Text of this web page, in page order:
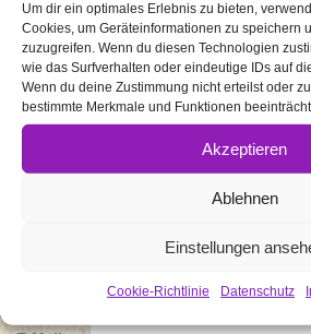
Um dir ein optimales Erlebnis zu bieten,
Cookies, um Geräteinformationen zu speichern
zuzugreifen. Wenn du diesen Technologien
wie das Surfverhalten oder eindeutige IDs auf
Wenn du deine Zustimmung nicht erteilst oder
bestimmte Merkmale und Funktionen
Akzeptieren
Ablehnen
Einstellungen
Cookie-Richtlinie Datenschutz